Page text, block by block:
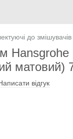
до змішувачів
Hansgrohe
матовий)
відгук